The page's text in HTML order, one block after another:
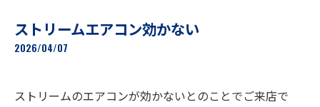
ストリームエアコン効かない
2026/04/07
ストリームのエアコンが効かないとのことでご来店で